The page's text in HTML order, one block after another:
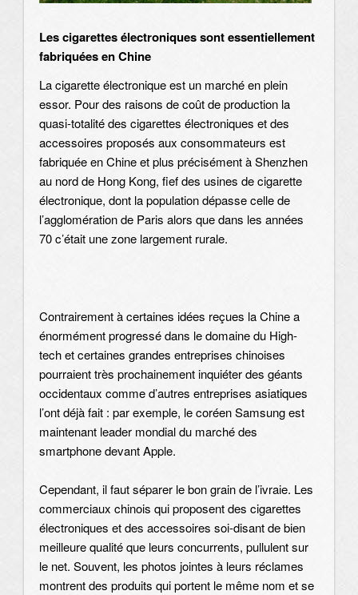
Les cigarettes électroniques sont essentiellement
fabriquées en Chine
La cigarette électronique est un marché en plein
essor. Pour des raisons de coût de production la
quasi-totalité des cigarettes électroniques et des
accessoires proposés aux consommateurs est
fabriquée en Chine et plus précisément à Shenzhen
au nord de Hong Kong, fief des usines de cigarette
électronique, dont la population dépasse celle de
l’agglomération de Paris alors que dans les années
70 c’était une zone largement rurale.
Contrairement à certaines idées reçues la Chine a
énormément progressé dans le domaine du High-
tech et certaines grandes entreprises chinoises
pourraient très prochainement inquiéter des géants
occidentaux comme d’autres entreprises asiatiques
l’ont déjà fait : par exemple, le coréen Samsung est
maintenant leader mondial du marché des
smartphone devant Apple.
Cependant, il faut séparer le bon grain de l’ivraie. Les
commerciaux chinois qui proposent des cigarettes
électroniques et des accessoires soi-disant de bien
meilleure qualité que leurs concurrents, pullulent sur
le net. Souvent, les photos jointes à leurs réclames
montrent des produits qui portent le même nom et se